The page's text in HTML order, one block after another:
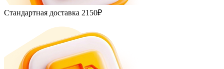
Стандартная доставка 2150₽